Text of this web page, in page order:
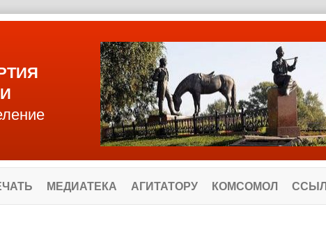
МЕДИАТЕКА АГИТАТОРУ КОМСОМОЛ